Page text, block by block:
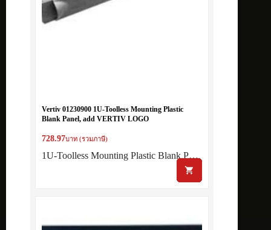
Vertiv 01230900 1U-Toolless Mounting Plastic
Blank Panel, add VERTIV LOGO
728.97บาท (รวมภาษี)
1U-Toolless Mounting Plastic Blank P…